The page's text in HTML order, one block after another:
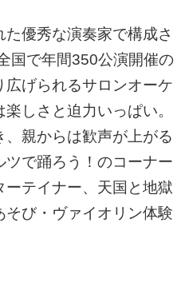
優秀な演奏家で構成さ
国で年間350公演開催の
広げられるサロンオーケ
しさと迫力いっぱい。
親からは歓声が上がる
で踊ろう！のコーナー
テイナー、天国と地獄
び・ヴァイオリン体験